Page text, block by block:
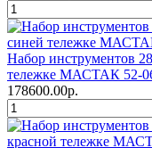
Набор инструментов
тележке МАСТАК 52-
178600.00р.